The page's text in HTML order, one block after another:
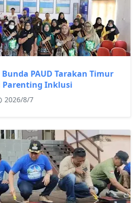
PAUD Tarakan Timur
Parenting Inklusi
2026/8/7